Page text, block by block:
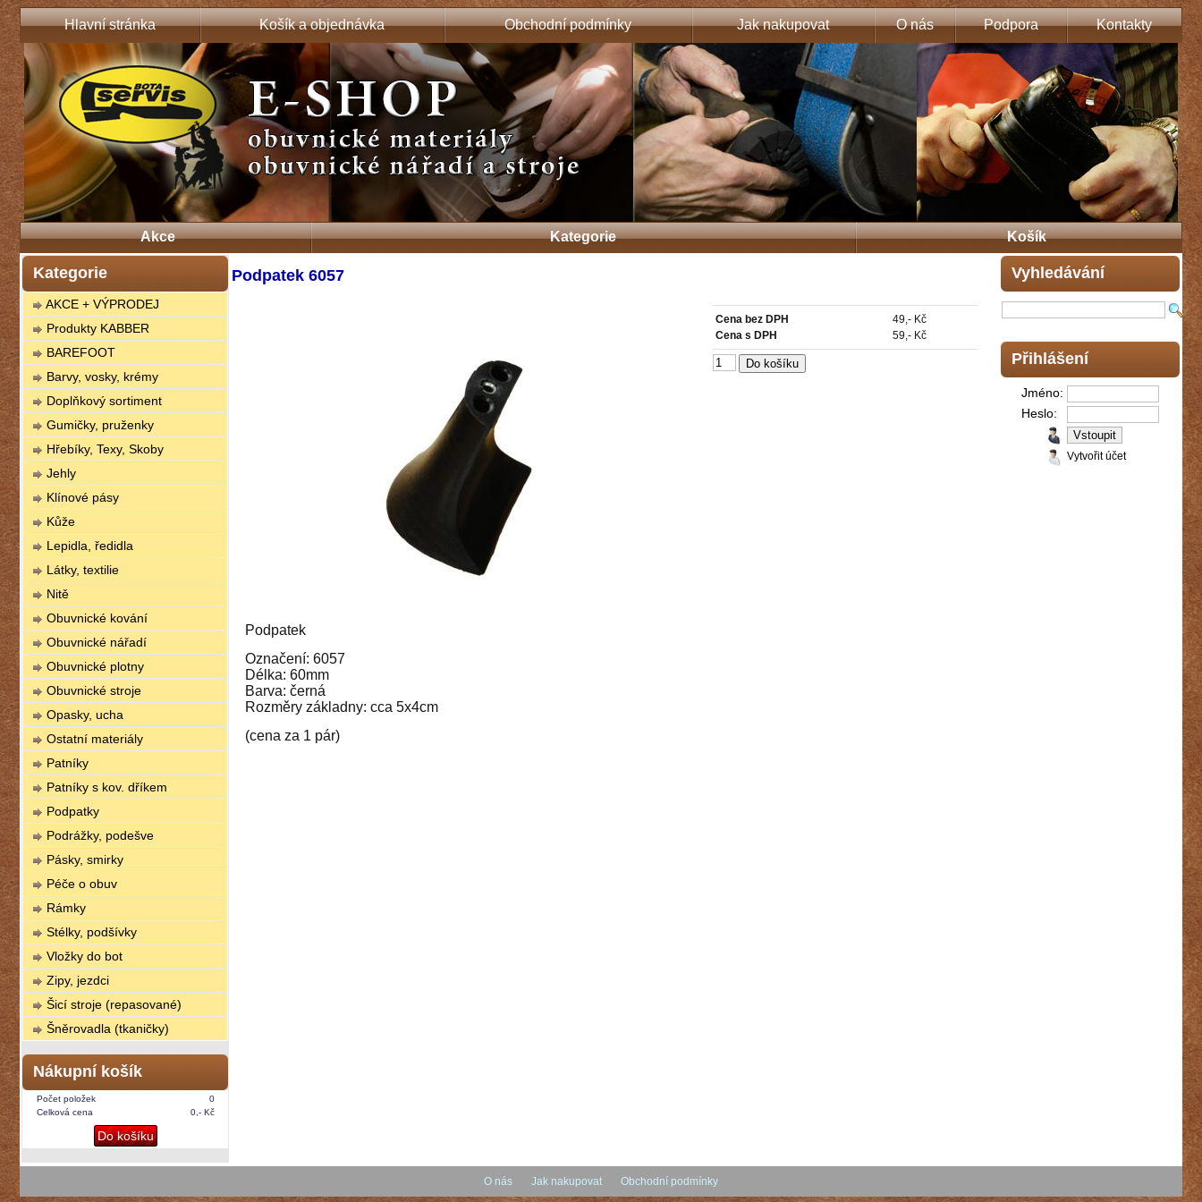
Hlavní stránka Košík a objednávka Obchodní podmínky Jak nakupovat O nás Podpora Kontakty
Akce Kategorie Košík
Kategorie
AKCE + VÝPRODEJ
Produkty KABBER
BAREFOOT
Barvy, vosky, krémy
Doplňkový sortiment
Gumičky, pruženky
Hřebíky, Texy, Skoby
Jehly
Klínové pásy
Kůže
Lepidla, ředidla
Látky, textilie
Nitě
Obuvnické kování
Obuvnické nářadí
Obuvnické plotny
Obuvnické stroje
Opasky, ucha
Ostatní materiály
Patníky
Patníky s kov. dříkem
Podpatky
Podrážky, podešve
Pásky, smirky
Péče o obuv
Rámky
Stélky, podšívky
Vložky do bot
Zipy, jezdci
Šicí stroje (repasované)
Šněrovadla (tkaničky)
Nákupní košík
Počet položek
0
Celková cena
0,- Kč
Do košíku
Podpatek 6057
Cena bez DPH
49,- Kč
Cena s DPH
59,- Kč
Do košíku
Podpatek
Označení: 6057
Délka: 60mm
Barva: černá
Rozměry základny: cca 5x4cm
(cena za 1 pár)
Vyhledávání
Přihlášení
Jméno:
Heslo:
Vytvořit účet
O nás Jak nakupovat Obchodní podmínky